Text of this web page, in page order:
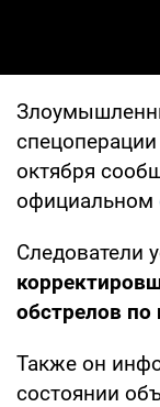
октября
официальном
Следователи
обстрелов по
Также он
состоянии